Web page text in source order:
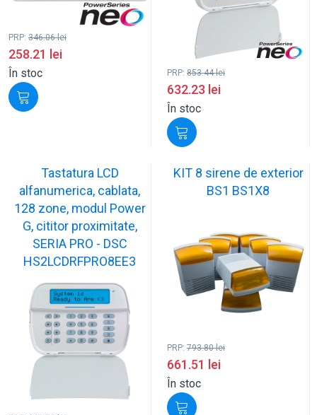
PRP: 346.06lei
258.21 lei
În stoc PRP: 853.44lei
632.23 lei
În stoc
Tastatura LCD
alfanumerica, cablata,
128 zone, modul Power
G, cititor proximitate,
SERIA PRO - DSC
HS2LCDRFPRO8EE3
KIT 8 sirene de exterior
BS1 BS1X8
PRP: 793.80lei
661.51 lei
În stoc